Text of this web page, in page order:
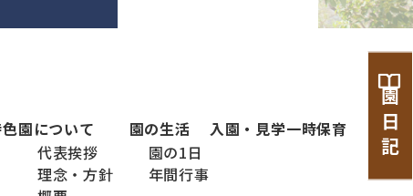
園 日 記
園について
代表挨拶
理念・方針
園の生活
園の1日
年間行事
入園・見学一時保育